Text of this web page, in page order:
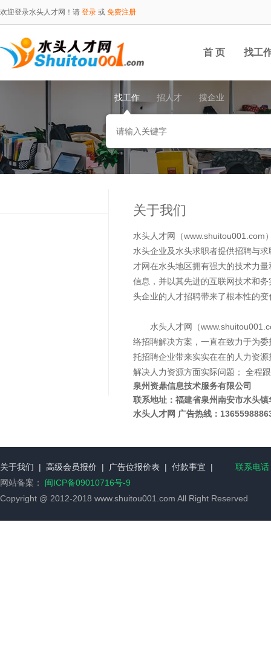
欢迎登录水头人才网！请 登录 或 免费注册
首 页 找工
找工作 招人才 搜企业
关于我们
水头人才网（www.shuitou001.com
水头企业及水头求职者提供招聘与
才网在水头地区拥有强大的技术力
信息，并以其先进的互联网技术和
头企业的人才招聘带来了根本性的变
水头人才网（
络招聘解决方案，一直在致力于为
托招聘企业带来实实在在的人力资
解决人力资源方面实际问题； 全程
泉州资鼎信息技术服务有限公司
联系地址： 福建省泉州南安市水头镇
水头人才网 广告热线：
关于我们 | 高级会员报价 | 广告位报价表 | 付款事宜 |
联系电
网站备案： 闽ICP备09010716号-9
Copyright @ 2012-2018 www.shuitou001.com All Right Reserved